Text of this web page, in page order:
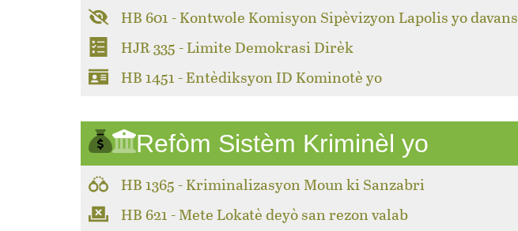
HB 601 - Kontwole Komisyon Sipèvizyon Lapolis yo davans
HJR 335 - Limite Demokrasi Dirèk
HB 1451 - Entèdiksyon ID Kominotè yo
Refòm Sistèm Kriminèl yo
HB 1365 - Kriminalizasyon Moun ki Sanzabri
HB 621 - Mete Lokatè deyò san rezon valab